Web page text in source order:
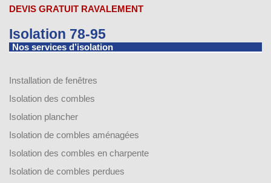
DEVIS GRATUIT RAVALEMENT
Isolation 78-95
Nos services d’isolation
Installation de fenêtres
Isolation des combles
Isolation plancher
Isolation de combles aménagées
Isolation des combles en charpente
Isolation de combles perdues